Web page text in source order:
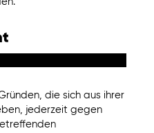
die sich aus ihrer
jederzeit gegen